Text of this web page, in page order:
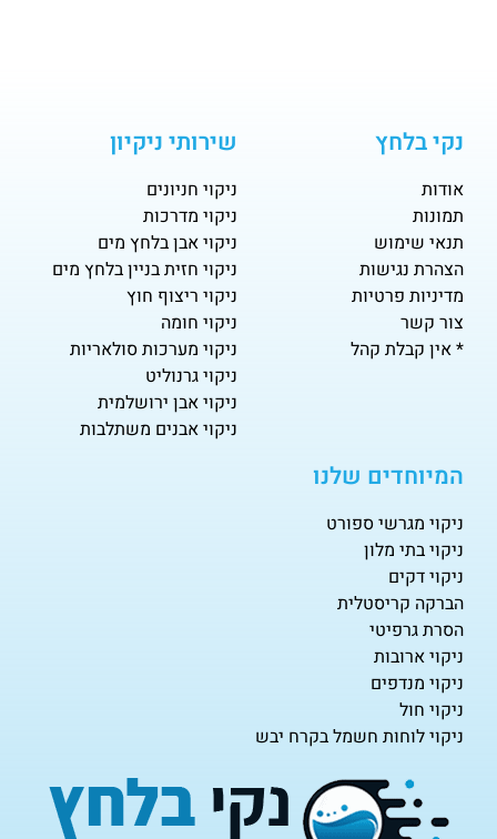
נקי בלחץ
אודות
תמונות
תנאי שימוש
הצהרת נגישות
מדיניות פרטיות
צור קשר
* אין קבלת קהל
שירותי ניקיון
ניקוי חניונים
ניקוי מדרכות
ניקוי אבן בלחץ מים
ניקוי חזית בניין בלחץ מים
ניקוי ריצוף חוץ
ניקוי חומה
ניקוי מערכות סולאריות
ניקוי גרנוליט
ניקוי אבן ירושלמית
ניקוי אבנים משתלבות
המיוחדים שלנו
ניקוי מגרשי ספורט
ניקוי בתי מלון
ניקוי דקים
הברקה קריסטלית
הסרת גרפיטי
ניקוי ארובות
ניקוי מנדפים
ניקוי חול
ניקוי לוחות חשמל בקרח יבש